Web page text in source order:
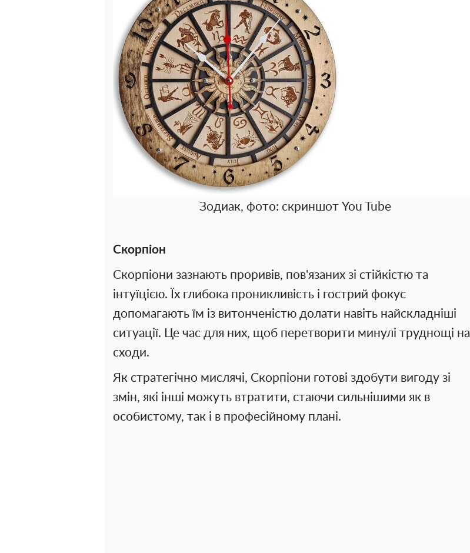
Зодиак, фото: скриншот You Tube
Скорпіон
Скорпіони зазнають проривів, пов'язаних зі стійкістю та
інтуїцією. Їх глибока проникливість і гострий фокус
допомагають їм із витонченістю долати навіть найскладніші
ситуації. Це час для них, щоб перетворити минулі труднощі на
сходи.
Як стратегічно мислячі, Скорпіони готові здобути вигоду зі
змін, які інші можуть втратити, стаючи сильнішими як в
особистому, так і в професійному плані.